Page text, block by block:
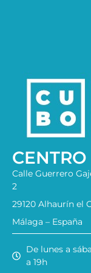
Calle Guerrero
2
29120 Alhaurín el
Málaga – España
De lunes a
a 19h